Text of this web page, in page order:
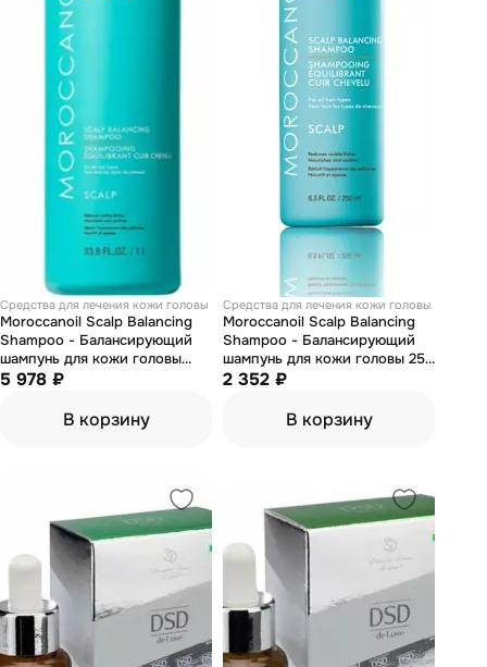
Средства для лечения кожи головы
Moroccanoil Scalp Balancing
Shampoo - Балансирующий
шампунь для кожи головы
1000 мл
5 978 ₽
В корзину
Средства для лечения кожи головы
Moroccanoil Scalp Balancing
Shampoo - Балансирующий
шампунь для кожи головы 250
мл
2 352 ₽
В корзину